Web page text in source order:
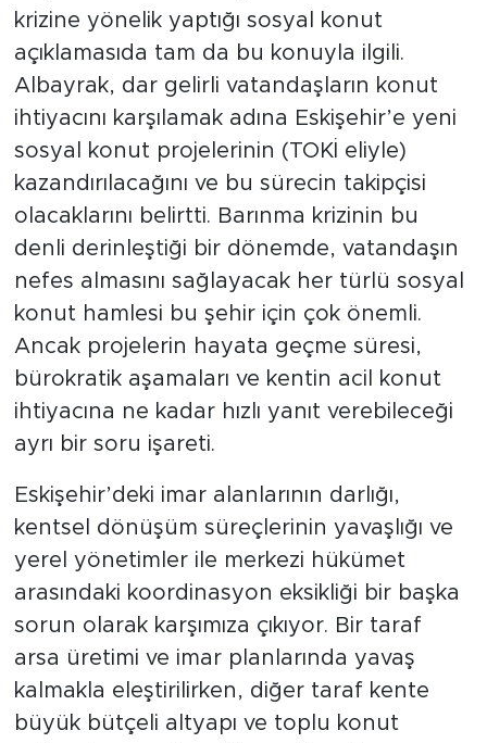
krizine yönelik yaptığı sosyal konut
açıklamasıda tam da bu konuyla ilgili.
Albayrak, dar gelirli vatandaşların konut
ihtiyacını karşılamak adına Eskişehir’e yeni
sosyal konut projelerinin (TOKİ eliyle)
kazandırılacağını ve bu sürecin takipçisi
olacaklarını belirtti. Barınma krizinin bu
denli derinleştiği bir dönemde, vatandaşın
nefes almasını sağlayacak her türlü sosyal
konut hamlesi bu şehir için çok önemli.
Ancak projelerin hayata geçme süresi,
bürokratik aşamaları ve kentin acil konut
ihtiyacına ne kadar hızlı yanıt verebileceği
ayrı bir soru işareti.
Eskişehir’deki imar alanlarının darlığı,
kentsel dönüşüm süreçlerinin yavaşlığı ve
yerel yönetimler ile merkezi hükümet
arasındaki koordinasyon eksikliği bir başka
sorun olarak karşımıza çıkıyor. Bir taraf
arsa üretimi ve imar planlarında yavaş
kalmakla eleştirilirken, diğer taraf kente
büyük bütçeli altyapı ve toplu konut